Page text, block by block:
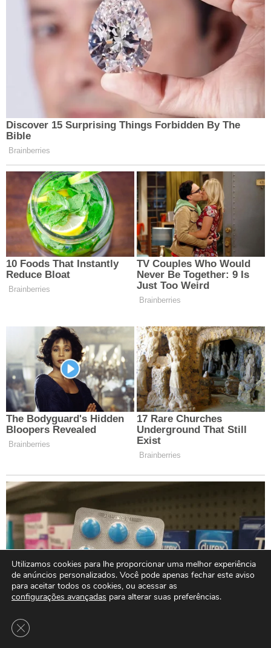
Utilizamos cookies para lhe proporcionar uma melhor experiência
de anúncios personalizados. Você pode apenas fechar este aviso
para aceitar todos os cookies, ou acessar as
configurações avançadas para alterar suas preferências.
Close GDPR Cookie Banner